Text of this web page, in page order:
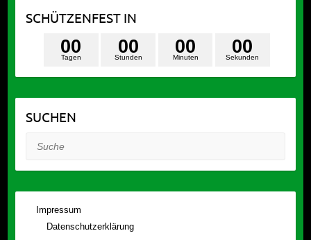
SCHÜTZENFEST IN
Tagen
00
Stunden
00
Minuten
00
Sekunden
00
SUCHEN
Suche
Impressum
Datenschutzerklärung